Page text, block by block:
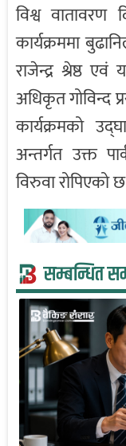
विश्व
कार्यक्रममा
राजेन्द्र श्रेष्ठ
अधिकृत गोविन्द
कार्यक्रमको
अन्तर्गत उक्त
विरुवा रोपिएको
सम्बन्धित